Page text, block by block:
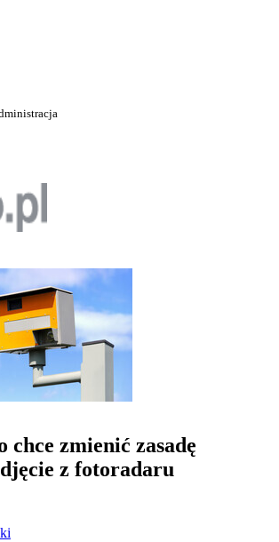
chce zmienić zasadę
z fotoradaru